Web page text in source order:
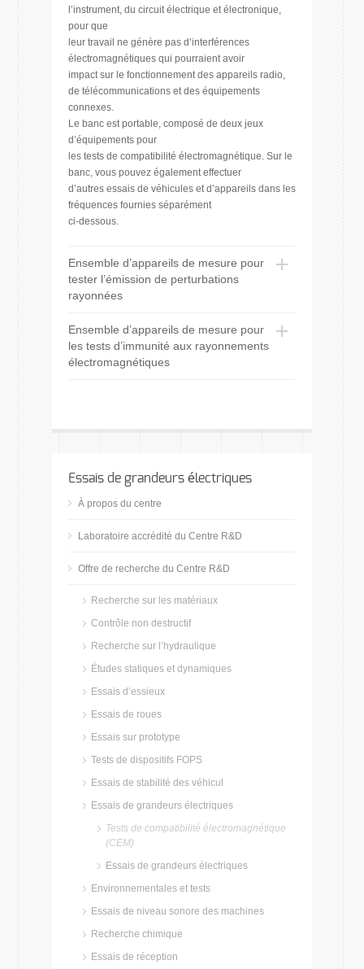
l’instrument, du circuit électrique et électronique,
pour que
leur travail ne génère pas d’interférences
électromagnétiques qui pourraient avoir
impact sur le fonctionnement des appareils radio,
de télécommunications et des équipements
connexes.
Le banc est portable, composé de deux jeux
d’équipements pour
les tests de compatibilité électromagnétique. Sur le
banc, vous pouvez également effectuer
d’autres essais de véhicules et d’appareils dans les
fréquences fournies séparément
ci-dessous.
Ensemble d’appareils de mesure pour
tester l’émission de perturbations
rayonnées
Ensemble d’appareils de mesure pour
les tests d’immunité aux rayonnements
électromagnétiques
Essais de grandeurs électriques
À propos du centre
Laboratoire accrédité du Centre R&D
Offre de recherche du Centre R&D
Recherche sur les matériaux
Contrôle non destructif
Recherche sur l’hydraulique
Études statiques et dynamiques
Essais d’essieux
Essais de roues
Essais sur prototype
Tests de dispositifs FOPS
Essais de stabilité des véhicul
Essais de grandeurs électriques
Tests de compatibilité électromagnétique
(CEM)
Essais de grandeurs électriques
Environnementales et tests
Essais de niveau sonore des machines
Recherche chimique
Essais de réception